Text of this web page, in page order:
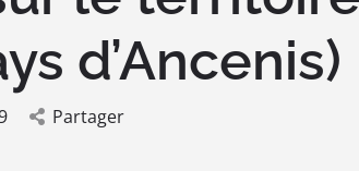
d’Ancenis)
Partager